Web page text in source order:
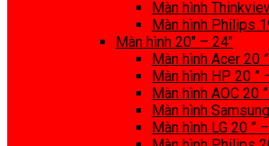
Màn hình
Màn hình Philips
Màn hình 20″ – 24″
Màn hình Acer 20
Màn hình HP 20 ”
Màn hình AOC 20
Màn hình
Màn hình LG 20 ”